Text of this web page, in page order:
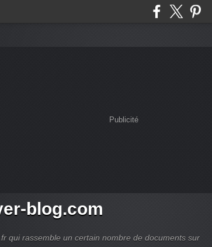
Publicité
blog.com
qui rassemble un certain nombre de documents sur